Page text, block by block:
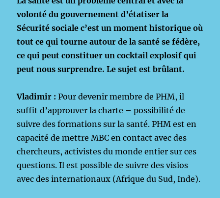
volonté du gouvernement d’étatiser la
Sécurité sociale c’est un moment historique où
tout ce qui tourne autour de la santé se fédère,
ce qui peut constituer un cocktail explosif qui
peut nous surprendre. Le sujet est brûlant.
Vladimir :Pour devenir membre de PHM, il
suffit d’approuver la charte – possibilité de
suivre des formations sur la santé. PHM est en
capacité de mettre MBC en contact avec des
chercheurs, activistes du monde entier sur ces
questions. Il est possible de suivre des visios
avec des internationaux (Afrique du Sud, Inde).